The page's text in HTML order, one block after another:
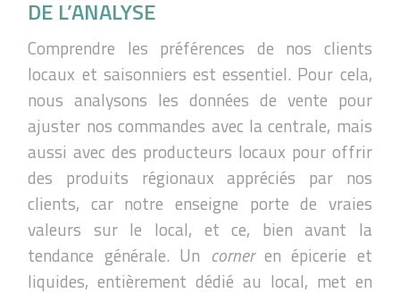
DE L’ANALYSE
Comprendre les préférences de nos clients
locaux et saisonniers est essentiel. Pour cela,
nous analysons les données de vente pour
ajuster nos commandes avec la centrale, mais
aussi avec des producteurs locaux pour offrir
des produits régionaux appréciés par nos
clients, car notre enseigne porte de vraies
valeurs sur le local, et ce, bien avant la
tendance générale. Un corneren épicerie et
liquides, entièrement dédié au local, met en